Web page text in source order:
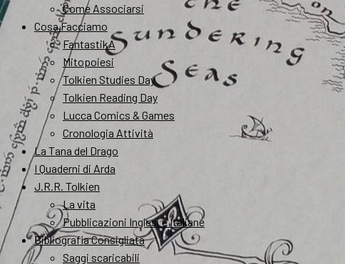
Come Associarsi
Cosa Facciamo
FantastikA
Mitopoiesi
Tolkien Studies Day
Tolkien Reading Day
Lucca Comics & Games
Cronologia Attività
La Tana del Drago
I Quaderni di Arda
J.R.R. Tolkien
La vita
Pubblicazioni Inglesi e Italiane
Bibliografia Consigliata
Saggi scaricabili